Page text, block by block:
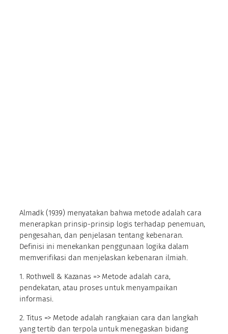
Almadk (1939) menyatakan bahwa metode adalah cara
menerapkan prinsip-prinsip logis terhadap penemuan,
pengesahan, dan penjelasan tentang kebenaran.
Definisi ini menekankan penggunaan logika dalam
memverifikasi dan menjelaskan kebenaran ilmiah.
1. Rothwell & Kazanas => Metode adalah cara,
pendekatan, atau proses untuk menyampaikan
informasi.
2. Titus => Metode adalah rangkaian cara dan langkah
yang tertib dan terpola untuk menegaskan bidang